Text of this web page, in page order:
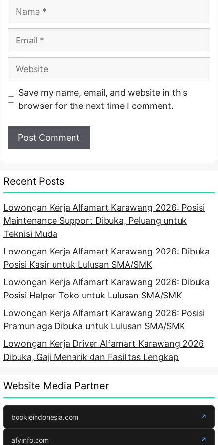
Name
Email
Website
Save my name, email, and website in this
browser for the next time I comment.
Recent Posts
Lowongan Kerja Alfamart Karawang 2026: Posisi
Maintenance Support Dibuka, Peluang untuk
Teknisi Muda
Lowongan Kerja Alfamart Karawang 2026: Dibuka
Posisi Kasir untuk Lulusan SMA/SMK
Lowongan Kerja Alfamart Karawang 2026: Dibuka
Posisi Helper Toko untuk Lulusan SMA/SMK
Lowongan Kerja Alfamart Karawang 2026: Posisi
Pramuniaga Dibuka untuk Lulusan SMA/SMK
Lowongan Kerja Driver Alfamart Karawang 2026
Dibuka, Gaji Menarik dan Fasilitas Lengkap
Website Media Partner
bookieindonesia.com ↗
afyinfo.com ↗